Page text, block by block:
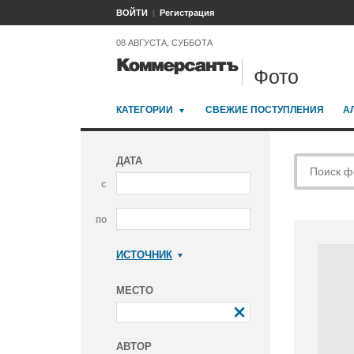
ВОЙТИ Регистрация
08 АВГУСТА, СУББОТА
Фото
КАТЕГОРИИ СВЕЖИЕ ПОСТУПЛЕНИЯ
ДАТА
с
по
ИСТОЧНИК
МЕСТО
АВТОР